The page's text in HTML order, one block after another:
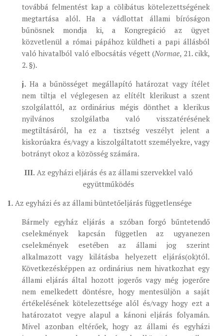
továbbá felmentést kap a cölibátus kötelezettségének
megtartása alól. Ha a vádlottat állami bíróságon
bűnösnek mondja ki, a Kongregáció az ügyet
közvetlenül a római pápához küldheti a papi állásból
való hivatalból való elbocsátás végett (Normae, 21. cikk,
2. §).
j. Ha a bűnösséget megállapító határozat vagy ítélet
nem tiltja el véglegesen az elítélt klerikust a szent
szolgálattól, az ordinárius mégis dönthet a klerikus
nyilvános szolgálatba való visszatérésének
megtiltásáról, ha ez a tisztség veszélyt jelent a
kiskorúakra és/vagy a kiszolgáltatott személyekre, vagy
botrányt okoz a közösség számára.
III. Az egyházi eljárás és az állami szervekkel való
együttműködés
1. Az egyházi és az állami büntetőeljárás függetlensége
Bármely egyház eljárás a szóban forgó bűntetendő
cselekmények kapcsán független az ugyanezen
cselekmények esetében az állami jog szerint
alkalmazott vagy kilátásba helyezett eljárás(ok)tól.
Következésképpen az ordinárius nem hivatkozhat egy
állami eljárás által hozott jogerős vagy még jogerőre
nem emelkedett döntésre, hogy mentesüljön a saját
értékelésének kötelezettsége alól és/vagy hogy ezt a
határozatot vegye alapul a kánoni eljárás folyamán.
Mivel azonban eltérőek, hogy az állami és egyházi